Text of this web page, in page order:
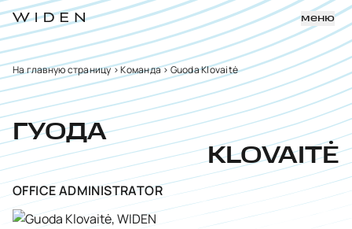
меню
На главную страницу>Команда>Guoda Klovaitė
ГУОДА
KLOVAITĖ
OFFICE ADMINISTRATOR